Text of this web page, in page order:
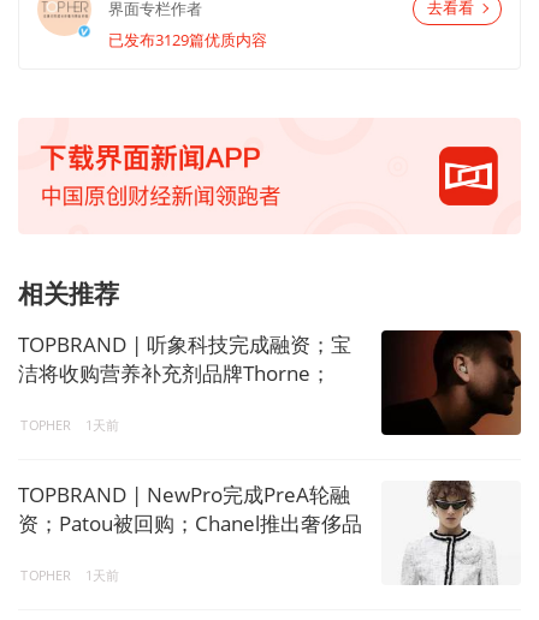
界面专栏作者
已发布3129篇优质内容
去看看
相关推荐
TOPBRAND | 听象科技完成融资；宝
洁将收购营养补充剂品牌Thorne；
TOPHER 1天前
TOPBRAND | NewPro完成PreA轮融
资；Patou被回购；Chanel推出奢侈品
TOPHER 1天前